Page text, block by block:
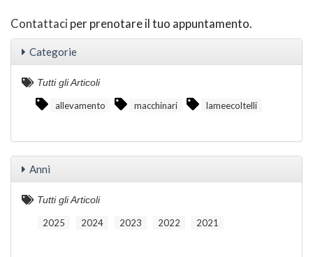
Contattaci per prenotare il tuo appuntamento.
Categorie
Tutti gli Articoli
allevamento macchinari lameecoltelli
Anni
Tutti gli Articoli
2025 2024 2023 2022 2021